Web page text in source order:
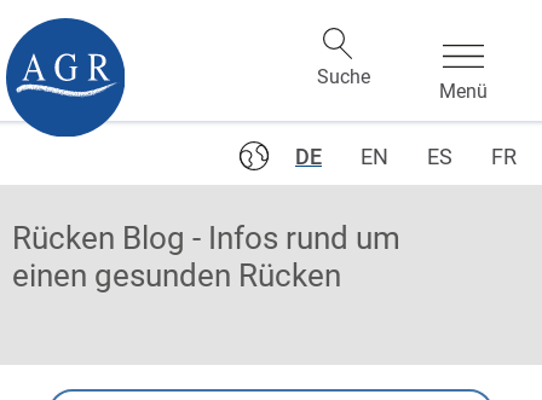
DE EN ES FR
Rücken Blog - Infos rund um
einen gesunden Rücken